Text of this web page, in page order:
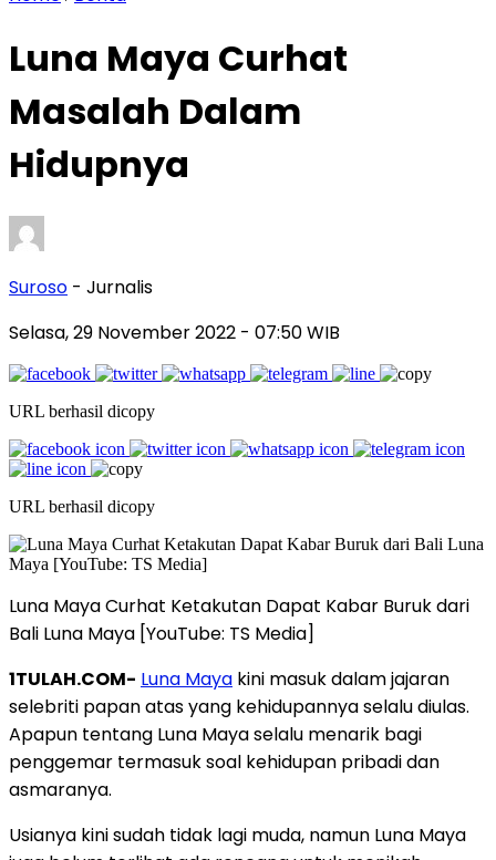
Luna Maya Curhat
Masalah Dalam
Hidupnya
Suroso - Jurnalis
Selasa, 29 November 2022 - 07:50 WIB
URL berhasil dicopy
URL berhasil dicopy
Luna Maya Curhat Ketakutan Dapat Kabar Buruk dari
Bali Luna Maya [YouTube: TS Media]
1TULAH.COM- Luna Maya kini masuk dalam jajaran
selebriti papan atas yang kehidupannya selalu diulas.
Apapun tentang Luna Maya selalu menarik bagi
penggemar termasuk soal kehidupan pribadi dan
asmaranya.
Usianya kini sudah tidak lagi muda, namun Luna Maya